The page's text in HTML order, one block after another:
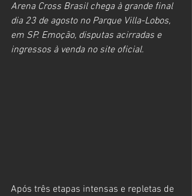
Arena Cross Brasil chega à grande final
dia 23 de agosto no Parque Villa-Lobos,
em SP. Emoção, disputas acirradas e
ingressos à venda no site oficial.
Após três etapas intensas e repletas de